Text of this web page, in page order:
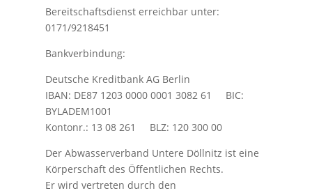
Bereitschaftsdienst erreichbar unter:
0171/9218451
Bankverbindung:
Deutsche Kreditbank AG Berlin
IBAN: DE87 1203 0000 0001 3082 61 BIC:
BYLADEM1001
Kontonr.: 13 08 261 BLZ: 120 300 00
Der Abwasserverband Untere Döllnitz ist eine
Körperschaft des Öffentlichen Rechts.
Er wird vertreten durch den